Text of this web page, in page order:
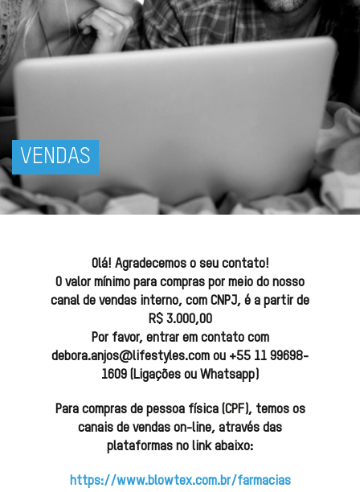
VENDAS
Olá! Agradecemos o seu contato!
O valor mínimo para compras por meio do nosso
canal de vendas interno, com CNPJ, é a partir de
R$ 3.000,00
Por favor, entrar em contato com
debora.anjos@lifestyles.com ou +55 11 99698-
1609 (Ligações ou Whatsapp)
Para compras de pessoa física (CPF), temos os
canais de vendas on-line, através das
plataformas no link abaixo:
https://www.blowtex.com.br/farmacias